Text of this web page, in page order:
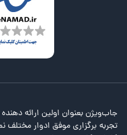
جاب‌ویژن بعنوان اولین ارائه
تجربه برگزاری موفق ادوار مختلف